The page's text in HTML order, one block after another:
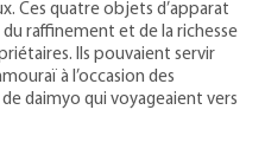
Ces quatre objets d’apparat
raffinement et de la richesse
Ils pouvaient servir
à l’occasion des
daimyo qui voyageaient vers